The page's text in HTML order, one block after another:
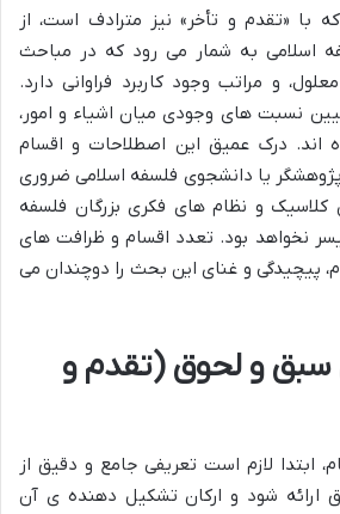
با «تقدم و تأخر» نیز مترادف است، از
اسلامی به شمار می رود که در مباحث
و مراتب وجود کاربرد فراوانی دارد.
نسبت های وجودی میان اشیاء و امور،
اند. درک عمیق این اصطلاحات و اقسام
پژوهشگر یا دانشجوی فلسفه اسلامی ضروری
و نظام های فکری بزرگان فلسفه
نخواهد بود. تعدد اقسام و ظرافت های
پیچیدگی و غنای این بحث را دوچندان می
سبق و لحوق (تقدم و
ابتدا لازم است تعریفی جامع و دقیق از
ارائه شود و ارکان تشکیل دهنده ی آن